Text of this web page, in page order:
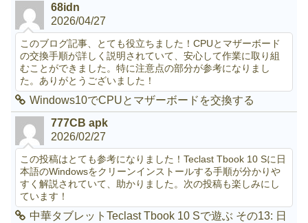
68idn
2026/04/27
このブログ記事、とても役立ちました！CPUとマザーボード
の交換手順が詳しく説明されていて、安心して作業に取り組
むことができました。特に注意点の部分が参考になりまし
た。ありがとうございました！
Windows10でCPUとマザーボードを交換する
777CB apk
2026/02/27
この投稿はとても参考になりました！Teclast Tbook 10 Sに日
本語のWindowsをクリーンインストールする手順が分かりや
すく解説されていて、助かりました。次の投稿も楽しみにし
ています！
中華タブレットTeclast Tbook 10 Sで遊ぶ その13: 日